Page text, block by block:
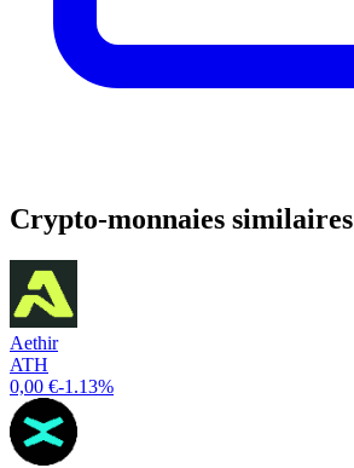
Crypto-monnaies similaires
Aethir
ATH
0,00 €-1.13%